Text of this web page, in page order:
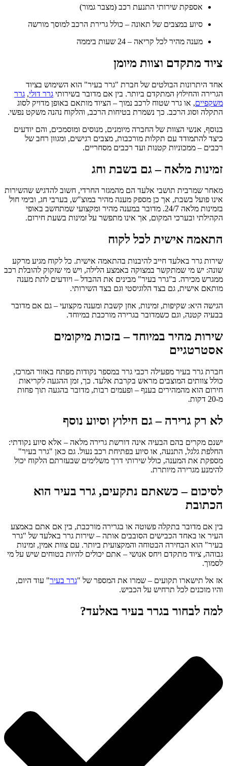
אספקת שירותי התנעת רכב (מצבר גמור)
סיוע במצבים של תאונה – כולל גרירת הרכב למוסך מורשה
מענה מהיר לכל קריאה – 24 שעות ביממה
ציוד מתקדם וצוות מיומן
אחד היתרונות הבולטים של חברת "גרר בעיר" הוא השימוש בציוד
הגרירה והחילוץ המתקדם ביותר. בין אם מדובר בשירותי גרר דולי, גרר
משקפיים, או גרר שטוח לרכב נמוך – הציוד מותאם באופן מדויק לסוג
התקלה וסוג הרכב. כך נשמרת בטיחות הרכב, והלקוח נהנה משקט נפשי.
בנוסף, אנשי הצוות של החברה מיומנים, מנוסים ומוסמכים, והם יודעים
כיצד להתמודד עם תקלות מורכבות, מצבים רגישים, ומגוון רחב של
רכבים – ממכוניות קטנות ועד רכבים מסחריים.
זמינות מלאה – גם בשבת וחג
מאחר שמרבית תושבי אלעד הם מהמגזר החרדי, חשוב להדגיש שהשירות
אינו פועל בשבת, אך כן מספק מענה מהיר במוצ"ש, בערבי חג, ובימי חול
בזמינות מלאה 24/7. מדובר במענה מהיר ומקצועי שמתחשב באופי
הקהילתי ובערכי המקום, אך אינו מתפשר על זמינות בשעת חירום.
התאמה אישית לכל לקוח
שירות גרר באלעד חייב להיבנות בהתאמה אישית. כל לקוח מגיע מרקע
שונה: יש מי שמתקשר במצוקה באמצע הלילה, ויש מי שזקוק להובלת רכב
ממגרש מכירה. ב"גרר בעיר" מבינים את ההבדל – ויודעים לתת מענה
מותאם אישית, גם בצד הלוגיסטי וגם בצד השירותי.
הגישה היא: שקיפות, זמינות, אוזן קשבת ומענה מקצועי – גם אם מדובר
בבעיה קטנה, וגם כשמדובר בגרירה מורכבת במיוחד.
שירות מהיר במיוחד – בזכות מיקומים
אסטרטגיים
חברת גרר בעיר מפעילה רכבי גרר במספר נקודות מפתח באזור המרכז,
כולל צוותים המוצבים מראש בקרבת אלעד. כך, זמן ההגעה לקריאות
חירום הוא מהמהירים בענף – ופעמים רבות, מדובר בהגעה תוך פחות
מ-20 דקות.
לא רק גרירה – גם חילוץ וסיוע נוסף
ישנם מקרים בהם הבעיה אינה דורשת גרירה מלאה – אלא סיוע נקודתי:
החלפת גלגל, התנעה, או סיוע בפתיחת רכב נעול. גם כאן "גרר בעיר"
מספקת את המענה, כולל שירותי דרך משלימים שבעזרתם הלקוח יכול
להימנע מגרירה מיותרת.
לסיכום – כשאתם נתקעים, גרר בעיר הוא
הכתובת
בין אם מדובר בתקלה פשוטה או בגרירה מורכבת, בין אם אתם באמצע
העיר או באחד הכבישים הסובבים אותה – שירות גרר באלעד של "גרר
בעיר" הוא הבחירה הבטוחה והמקצועית ביותר. עם צוות אמין, זמינות
גבוהה, ציוד מתקדם ויחס אנושי – אתם יכולים להיות בטוחים שיש על מי
לסמוך.
אז אל תישארו תקועים – שמרו את המספר של "גרר בעיר" עוד היום,
והיו מוכנים לכל תרחיש על הכביש.
למה לבחור בגרר בעיר באלעד?